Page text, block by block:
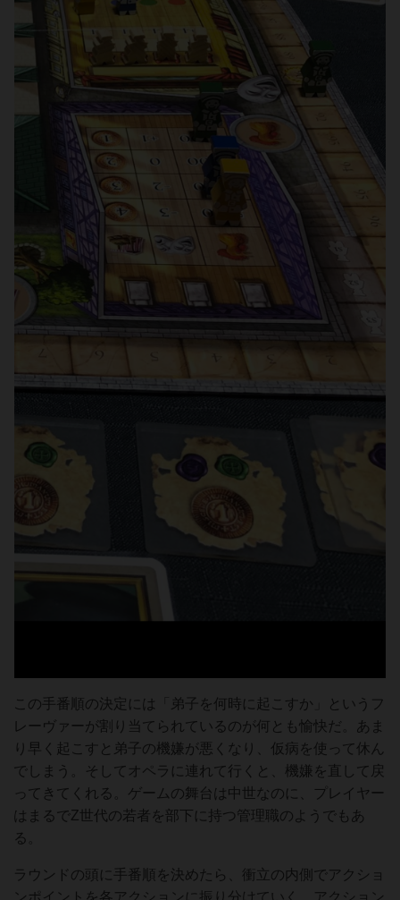
この手番順の決定には「弟子を何時に起こすか」というフ
レーヴァーが割り当てられているのが何とも愉快だ。あま
り早く起こすと弟子の機嫌が悪くなり、仮病を使って休ん
でしまう。そしてオペラに連れて行くと、機嫌を直して戻
ってきてくれる。ゲームの舞台は中世なのに、プレイヤー
はまるでZ世代の若者を部下に持つ管理職のようでもあ
る。
ラウンドの頭に手番順を決めたら、衝立の内側でアクショ